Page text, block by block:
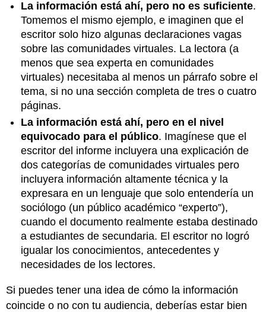
La información está ahí, pero no es suficiente.
Tomemos el mismo ejemplo, e imaginen que el
escritor solo hizo algunas declaraciones vagas
sobre las comunidades virtuales. La lectora (a
menos que sea experta en comunidades
virtuales) necesitaba al menos un párrafo sobre el
tema, si no una sección completa de tres o cuatro
páginas.
La información está ahí, pero en el nivel
equivocado para el público. Imagínese que el
escritor del informe incluyera una explicación de
dos categorías de comunidades virtuales pero
incluyera información altamente técnica y la
expresara en un lenguaje que solo entendería un
sociólogo (un público académico “experto”),
cuando el documento realmente estaba destinado
a estudiantes de secundaria. El escritor no logró
igualar los conocimientos, antecedentes y
necesidades de los lectores.
Si puedes tener una idea de cómo la información
coincide o no con tu audiencia, deberías estar bien